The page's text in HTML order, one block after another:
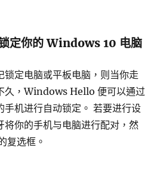
定你的 Windows 10 电脑
锁定电脑或平板电脑，则当你走
久，Windows Hello 便可以通过
手机进行自动锁定。 若要进行设
将你的手机与电脑进行配对，然
复选框。
10 中的动态锁”